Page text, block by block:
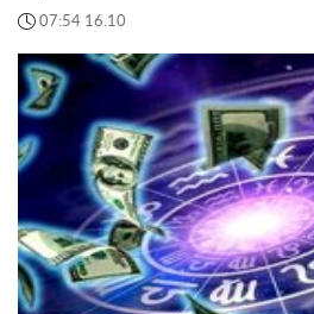
07:54 16.10